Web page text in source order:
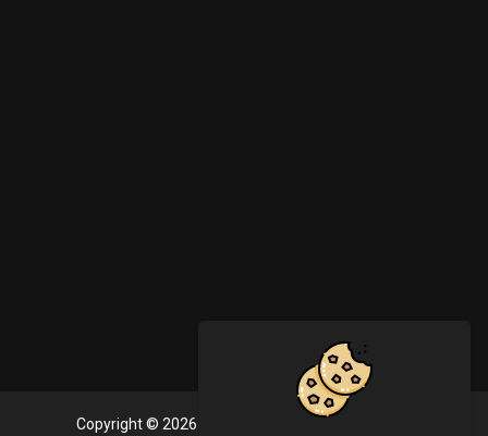
Copyright © 2026 PlayVideoo. All rights reserved.